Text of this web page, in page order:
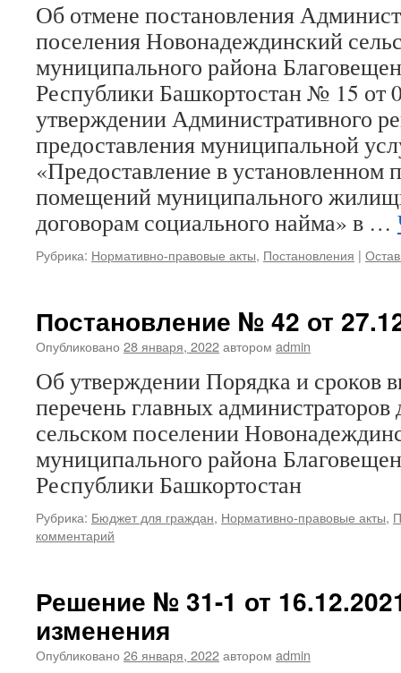
Об отмене постановления
поселения Новонадеждинский
муниципального района
Республики Башкортостан № 15 от
утверждении Административного
предоставления муниципальной
«Предоставление в установленном
помещений муниципального
договорам социального найма» в …
Рубрика: Нормативно-правовые акты, Постановления |
Постановление № 42 от
Опубликовано 28 января, 2022автором admin
Об утверждении Порядка и сроков
перечень главных
сельском поселении
муниципального района
Республики Башкортостан
Рубрика: Бюджет для граждан, Нормативно-правовые акты,
комментарий
Решение № 31-1 от
изменения
Опубликовано 26 января, 2022автором admin